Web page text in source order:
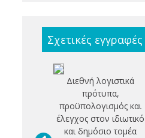
Σχετικές εγγραφές
Διεθνή λογιστικά
πρότυπα,
προϋπολογισμός και
έλεγχος στον ιδιωτικό
και δημόσιο τομέα